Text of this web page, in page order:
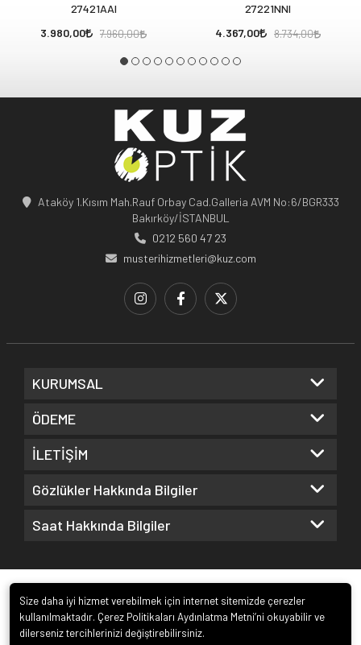
27421AAI
3.980,00
7.960,00
27221NNI
4.367,00
8.734,00
Ataköy 1.Kısım Mah.Rauf Orbay Cad.Galleria AVM No:6/BGR333
Bakırköy/İSTANBUL
0212 560 47 23
musterihizmetleri@kuz.com
KURUMSAL
ÖDEME
İLETİŞİM
Gözlükler Hakkında Bilgiler
Saat Hakkında Bilgiler
Size daha iyi hizmet verebilmek için internet sitemizde çerezler
kullanılmaktadır. Çerez Politikaları Aydınlatma Metni’ni okuyabilir ve
dilerseniz tercihlerinizi değiştirebilirsiniz.